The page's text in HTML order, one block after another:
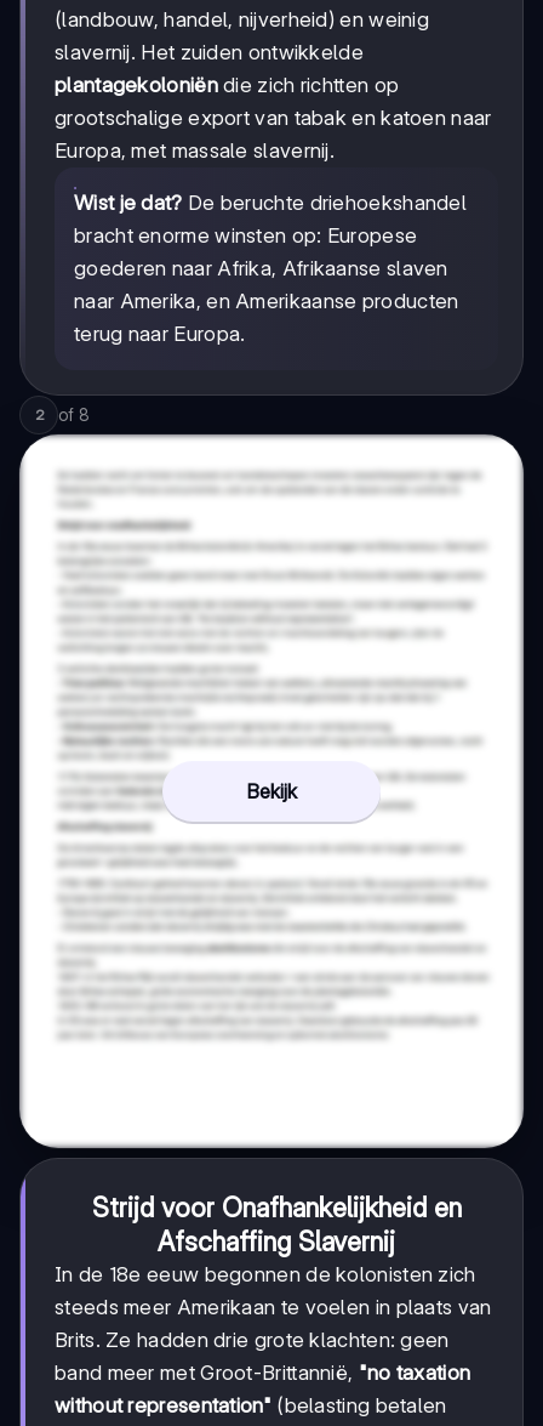
(landbouw, handel, nijverheid) en weinig
slavernij. Het zuiden ontwikkelde
plantagekoloniëndie zich richtten op
grootschalige export van tabak en katoen naar
Europa, met massale slavernij.
Wist je dat? De beruchte driehoekshandel
bracht enorme winsten op: Europese
goederen naar Afrika, Afrikaanse slaven
naar Amerika, en Amerikaanse producten
terug naar Europa.
2 of 8
Bekijk
Strijd voor Onafhankelijkheid en
Afschaffing Slavernij
In de 18e eeuw begonnen de kolonisten zich
steeds meer Amerikaan te voelen in plaats van
Brits. Ze hadden drie grote klachten: geen
band meer met Groot-Brittannië, "no taxation
without representation" (belasting betalen